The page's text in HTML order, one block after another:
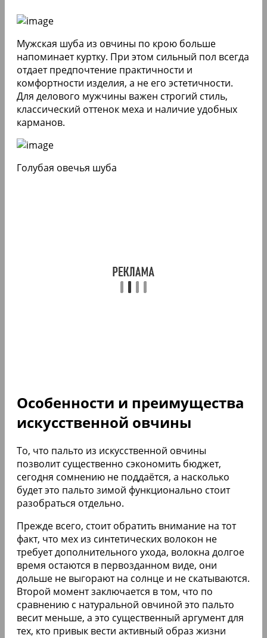
Мужская шуба из овчины по крою больше
напоминает куртку. При этом сильный пол всегда
отдает предпочтение практичности и
комфортности изделия, а не его эстетичности.
Для делового мужчины важен строгий стиль,
классический оттенок меха и наличие удобных
карманов.
Голубая овечья шуба
Особенности и преимущества
искусственной овчины
То, что пальто из искусственной овчины
позволит существенно сэкономить бюджет,
сегодня сомнению не поддаётся, а насколько
будет это пальто зимой функционально стоит
разобраться отдельно.
Прежде всего, стоит обратить внимание на тот
факт, что мех из синтетических волокон не
требует дополнительного ухода, волокна долгое
время остаются в первозданном виде, они
дольше не выгорают на солнце и не скатываются.
Второй момент заключается в том, что по
сравнению с натуральной овчиной это пальто
весит меньше, а это существенный аргумент для
тех, кто привык вести активный образ жизни